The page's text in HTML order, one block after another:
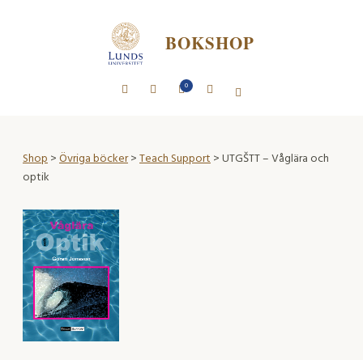
BOKSHOP
0
Shop>Övriga böcker>Teach Support> UTGŠTT – Våglära och
optik